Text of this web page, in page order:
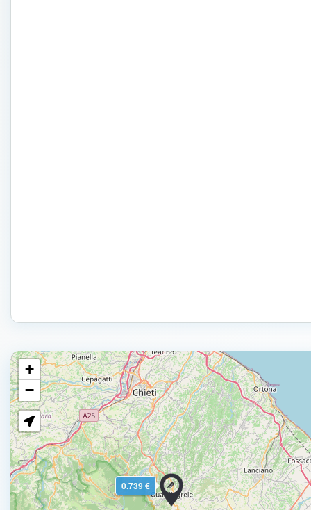
0.739 €
+
−